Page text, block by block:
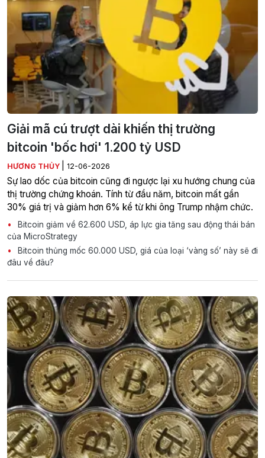
Giải mã cú trượt dài khiến thị trường
bitcoin 'bốc hơi' 1.200 tỷ USD
HƯƠNG THỦY 12-06-2026
Sự lao dốc của bitcoin cũng đi ngược lại xu hướng chung của
thị trường chứng khoán. Tính từ đầu năm, bitcoin mất gần
30% giá trị và giảm hơn 6% kể từ khi ông Trump nhậm chức.
Bitcoin giảm về 62.600 USD, áp lực gia tăng sau động thái bán
của MicroStrategy
Bitcoin thủng mốc 60.000 USD, giá của loại ‘vàng số’ này sẽ đi
đâu về đâu?